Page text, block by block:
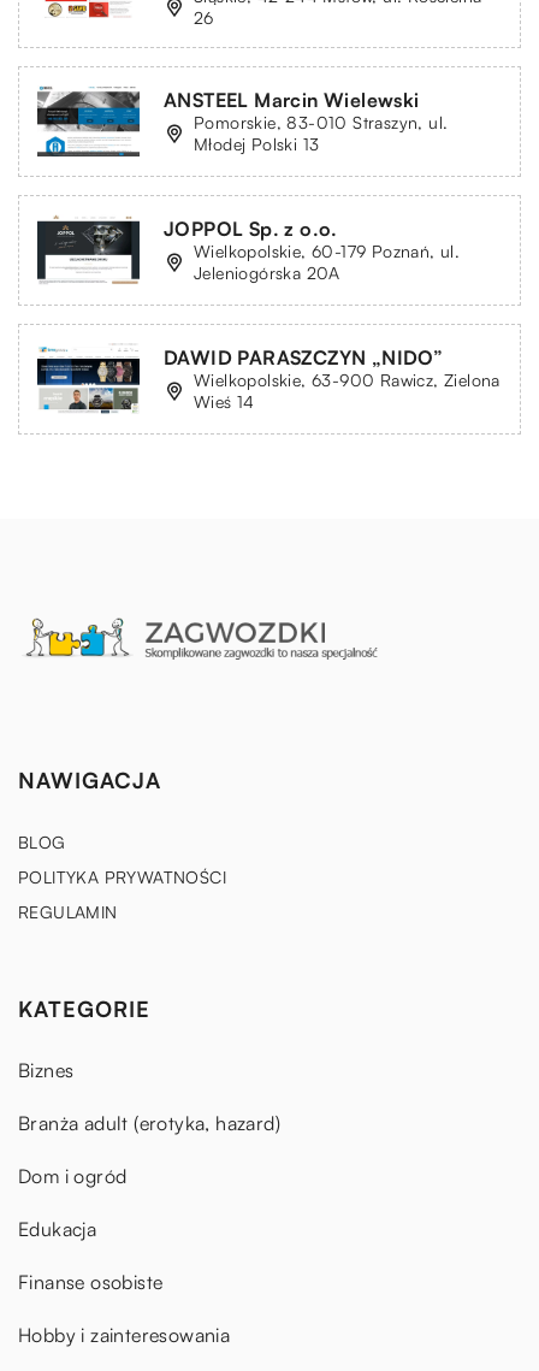
26
ANSTEEL Marcin Wielewski
Pomorskie, 83-010 Straszyn, ul.
Młodej Polski 13
JOPPOL Sp. z o.o.
Wielkopolskie, 60-179 Poznań, ul.
Jeleniogórska 20A
DAWID PARASZCZYN „NIDO”
Wielkopolskie, 63-900 Rawicz, Zielona
Wieś 14
NAWIGACJA
BLOG
POLITYKA PRYWATNOŚCI
REGULAMIN
KATEGORIE
Biznes
Branża adult (erotyka, hazard)
Dom i ogród
Edukacja
Finanse osobiste
Hobby i zainteresowania